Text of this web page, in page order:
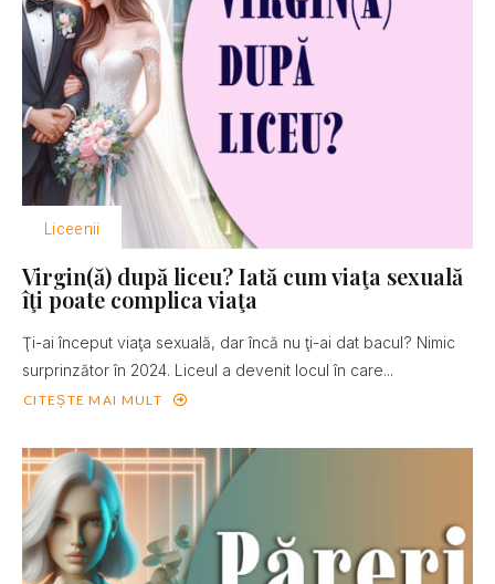
Liceenii
Virgin(ă) după liceu? Iată cum viaţa sexuală
îţi poate complica viaţa
Ţi-ai început viaţa sexuală, dar încă nu ţi-ai dat bacul? Nimic
surprinzător în 2024. Liceul a devenit locul în care...
CITEȘTE MAI MULT